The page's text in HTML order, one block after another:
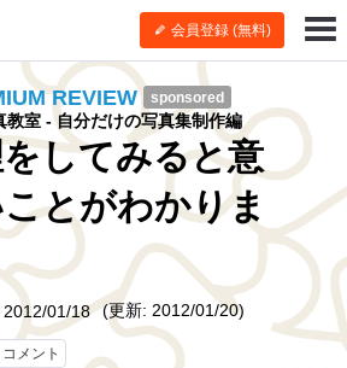
会員登録 (無料)
REVIEW sponsored
教室 - 自分だけの写真集制作編
してみると意
とがわかりま
コメント
2012/01/18 (更新: 2012/01/20)